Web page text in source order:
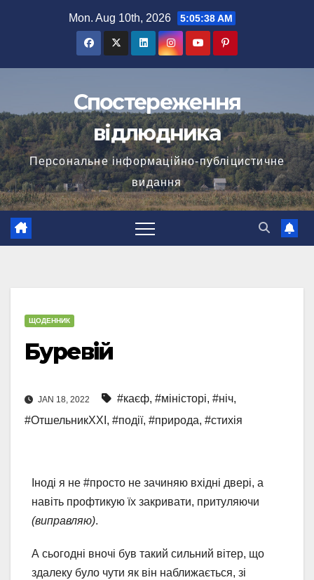
Mon. Aug 10th, 2026 5:05:38 AM
Спостереження
відлюдника
Персональне інформаційно-публіцистичне
видання
ЩОДЕННИК
Буревій
JAN 18, 2022 #каєф, #міністорі, #ніч,
#ОтшельникXXI , #події, #природа, #стихія
Іноді я не #просто не зачиняю вхідні двері, а
навіть профтикую їх закривати, притуляючи
(виправляю).
А сьогодні вночі був такий сильний вітер, що
здалеку було чути як він наближається, зі